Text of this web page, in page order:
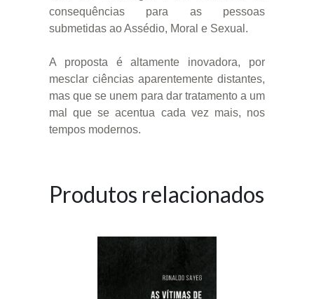
consequências para as pessoas
submetidas ao Assédio, Moral e Sexual.
A proposta é altamente inovadora, por
mesclar ciências aparentemente distantes,
mas que se unem para dar tratamento a um
mal que se acentua cada vez mais, nos
tempos modernos.
Produtos relacionados